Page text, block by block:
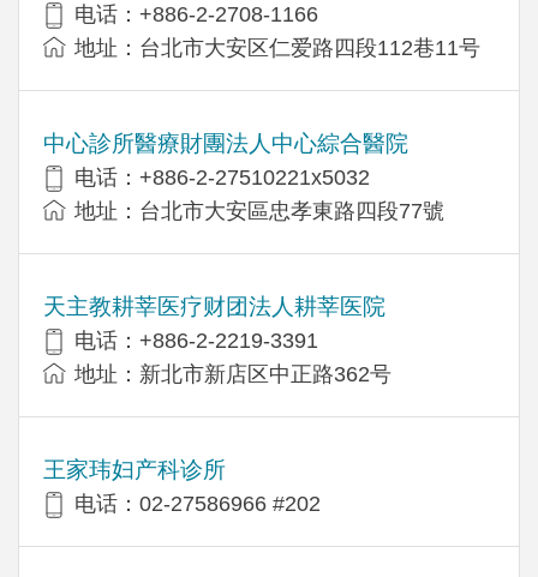
电话：+886-2-2708-1166
地址：台北市大安区仁爱路四段112巷11号
中心診所醫療財團法人中心綜合醫院
电话：+886-2-27510221x5032
地址：台北市大安區忠孝東路四段77號
天主教耕莘医疗财团法人耕莘医院
电话：+886-2-2219-3391
地址：新北市新店区中正路362号
王家玮妇产科诊所
电话：02-27586966 #202